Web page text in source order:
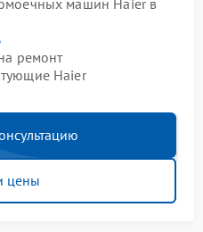
машин Haier в
ремонт
Haier
цены